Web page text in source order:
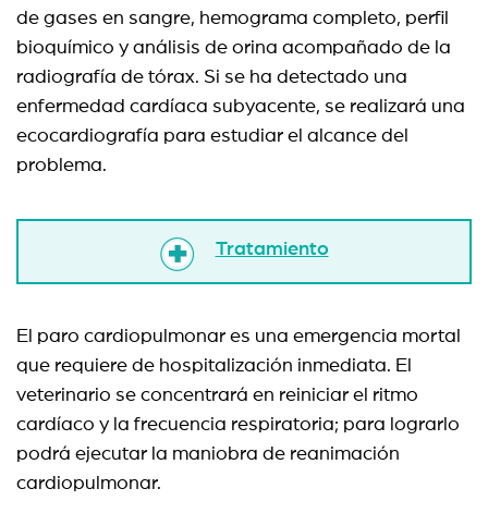
de gases en sangre, hemograma completo, perfil
bioquímico y análisis de orina acompañado de la
radiografía de tórax. Si se ha detectado una
enfermedad cardíaca subyacente, se realizará una
ecocardiografía para estudiar el alcance del
problema.
Tratamiento
El paro cardiopulmonar es una emergencia mortal
que requiere de hospitalización inmediata. El
veterinario se concentrará en reiniciar el ritmo
cardíaco y la frecuencia respiratoria; para lograrlo
podrá ejecutar la maniobra de reanimación
cardiopulmonar.